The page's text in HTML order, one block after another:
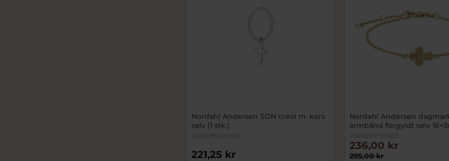
Nordahl Andersen SON creol m. kors
sølv (1 stk.)
na30295020900
221,25 kr
Nordahl Andersen
armbånd forgyldt sølv
na80250755900
295,00 kr
236,00 kr